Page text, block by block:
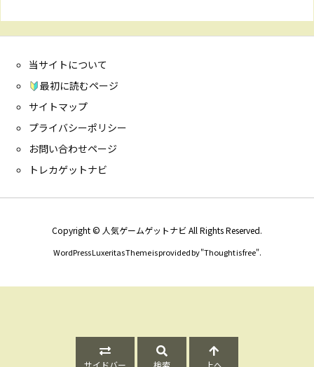
当サイトについて
最初に読むページ
サイトマップ
プライバシーポリシー
お問い合わせページ
トレカゲットナビ
Copyright © 人気ゲームゲットナビAll Rights Reserved.
WordPress Luxeritas Theme is provided by "Thought is free".
サイドバー 検索 上へ